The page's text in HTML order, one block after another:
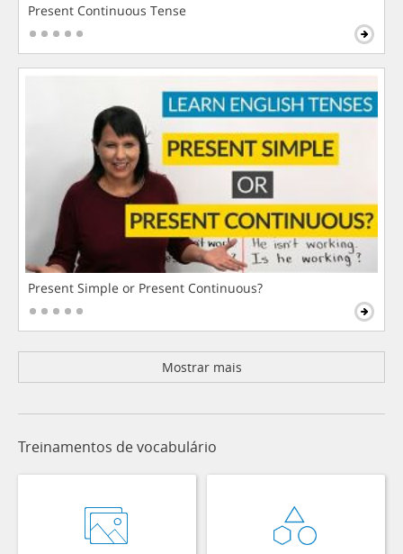
Present Continuous Tense
Present Simple or Present Continuous?
Mostrar mais
Treinamentos de vocabulário